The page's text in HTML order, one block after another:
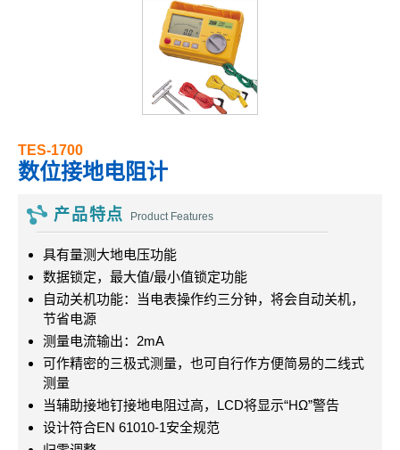
TES-1700
数位接地电阻计
产品特点 Product Features
具有量测大地电压功能
数据锁定，最大值/最小值锁定功能
自动关机功能：当电表操作约三分钟，将会自动关机，
节省电源
测量电流输出：2mA
可作精密的三极式测量，也可自行作方便简易的二线式
测量
当辅助接地钉接地电阻过高，LCD将显示“HΩ”警告
设计符合EN 61010-1安全规范